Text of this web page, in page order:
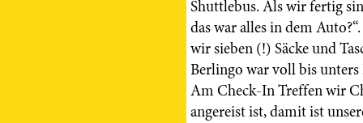
Shuttlebus. Als wir fertig
das war alles in dem
wir sieben (!) Säcke und
Berlingo war voll bis unters
Am Check-In Treffen wir
angereist ist, damit ist